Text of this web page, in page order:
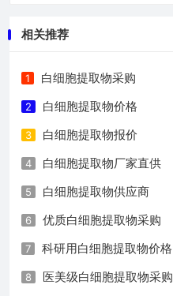
相关推荐
1 白细胞提取物采购
2 白细胞提取物价格
3 白细胞提取物报价
4 白细胞提取物厂家直供
5 白细胞提取物供应商
6 优质白细胞提取物采购
7 科研用白细胞提取物价格
8 医美级白细胞提取物采购